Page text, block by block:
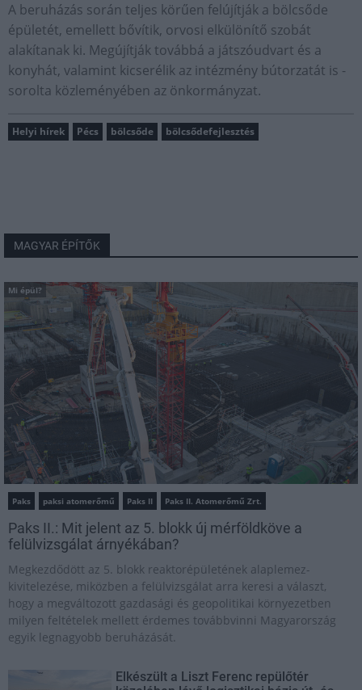
A beruházás során teljes körűen felújítják a bölcsőde
épületét, emellett bővítik, orvosi elkülönítő szobát
alakítanak ki. Megújítják továbbá a játszóudvart és a
konyhát, valamint kicserélik az intézmény bútorzatát is -
sorolta közleményében az önkormányzat.
Helyi hírek Pécs bölcsőde bölcsődefejlesztés
MAGYAR ÉPÍTŐK
Mi épül?
Paks paksi atomerőmű Paks II Paks II. Atomerőmű Zrt.
Paks II.: Mit jelent az 5. blokk új mérföldköve a
felülvizsgálat árnyékában?
Megkezdődött az 5. blokk reaktorépületének alaplemez-
kivitelezése, miközben a felülvizsgálat arra keresi a választ,
hogy a megváltozott gazdasági és geopolitikai környezetben
milyen feltételek mellett érdemes továbbvinni Magyarország
egyik legnagyobb beruházását.
Elkészült a Liszt Ferenc repülőtér